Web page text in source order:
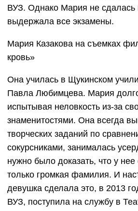
ВУЗ. Однако Мария не сдалась
выдержала все экзамены.
Мария Казакова на съемках
кровь»
Она училась в Щукинском
Павла Любимцева. Мария
испытывая неловкость из-за
знаменитостями. Она всегда
творческих заданий по
сокурсниками, занималась
нужно было доказать, что у нее
только громкая фамилия. И
девушка сделала это, в 2013
ВУЗ, поступила на службу в